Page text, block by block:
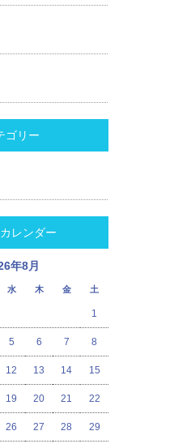
ゴリー
レンダー
年8月
水 木 金 土
1
5 6 7 8
12 13 14 15
19 20 21 22
26 27 28 29